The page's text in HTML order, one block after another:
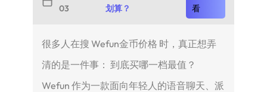
03
划算？
看
很多人在搜 Wefun金币价格 时，真正想弄
清的是一件事： 到底买哪一档最值？
Wefun 作为一款面向年轻人的语音聊天、派